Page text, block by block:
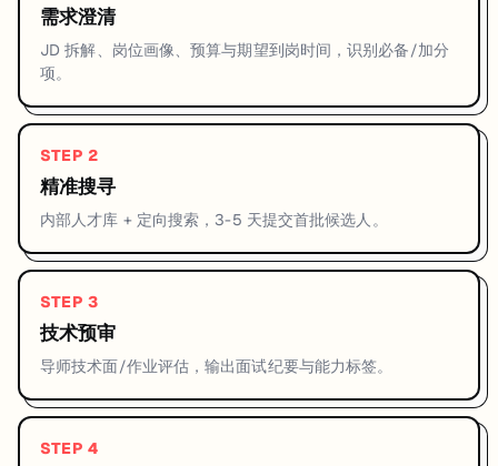
需求澄清
JD 拆解、岗位画像、预算与期望到岗时间，识别必备/加分
项。
STEP 2
精准搜寻
内部人才库 + 定向搜索，3-5 天提交首批候选人。
STEP 3
技术预审
导师技术面/作业评估，输出面试纪要与能力标签。
STEP 4